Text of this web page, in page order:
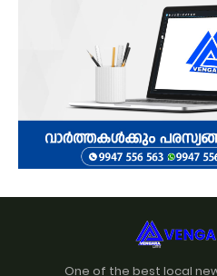
One of the best local